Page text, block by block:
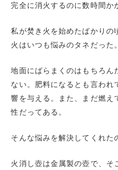
完全に消火するのに数時間か
私が焚き火を始めたばかりの
火はいつも悩みのタネだった。
地面にばらまくのはもちろん
ない。肥料になるとも言われ
響を与える。また、まだ燃え
性だってある。
そんな悩みを解決してくれた
火消し壺は金属製の壺で、そ